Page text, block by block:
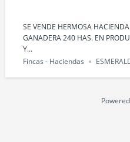
SE VENDE HERMOSA HACIENDA
GANADERA 240 HAS. EN
Y...
Fincas - Haciendas